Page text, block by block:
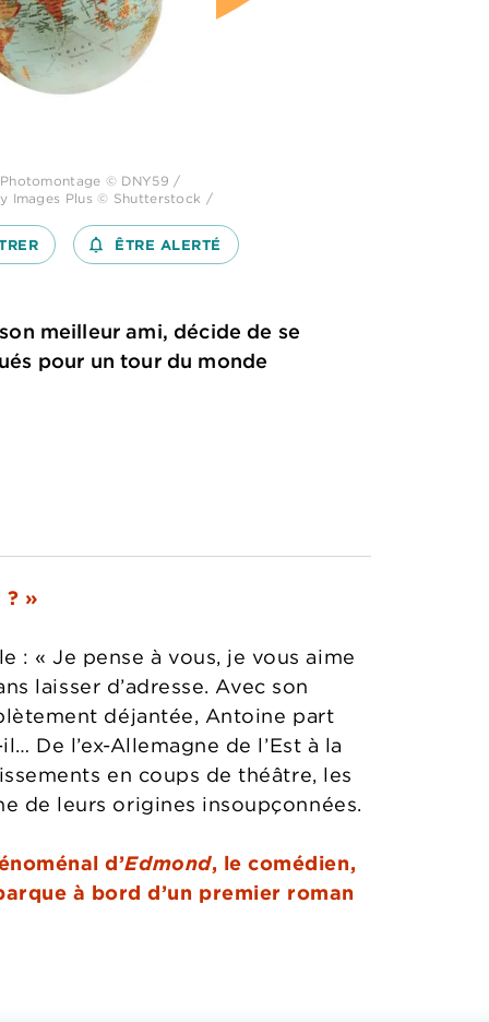
© DNY59 /
Images Plus © Shutterstock /
notifications_none_outlined
ÊTRE ALERTÉ
meilleur ami, décide de se
pour un tour du monde
? »
: « Je pense à vous, je vous aime
laisser d’adresse. Avec son
déjantée, Antoine part
De l’ex-Allemagne de l’Est à la
en coups de théâtre, les
de leurs origines insoupçonnées.
d’Edmond, le comédien,
à bord d’un premier roman